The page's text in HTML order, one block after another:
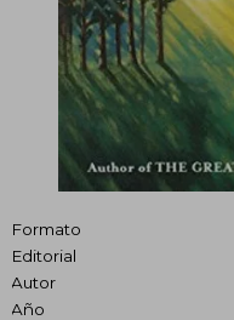
Formato
Editorial
Autor
Año